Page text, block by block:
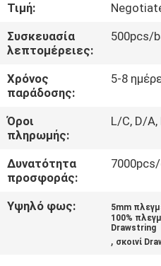
ΜΑΣ
ΕΛΆΤΕ
ΕΠΑΦΉ
ΜΕ
ΖΗΤΉΣΤΕ
ΈΝΑ
ΑΠΌΣΠΑΣΜΑ
Τιμή:
Συσκευασία
λεπτομέρειες:
500pcs/
Χρόνος
παράδοσης:
5-8
Όροι
πληρωμής:
L/C, D/A,
Δυνατότητα
προσφοράς:
Υψηλό φως: 5mm
100%
Drawstring
, σκοινί